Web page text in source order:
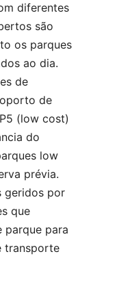
diferentes
são
os parques
ao dia.
de
de
(low cost)
do
low
prévia.
geridos por
que
parque para
transporte